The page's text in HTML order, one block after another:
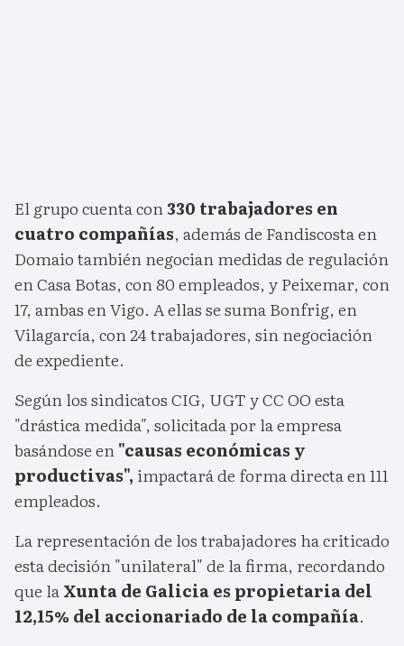
El grupo cuenta con330 trabajadores en
cuatro compañías, además de Fandiscosta en
Domaio también negocian medidas de regulación
en Casa Botas, con 80 empleados, y Peixemar, con
17, ambas en Vigo. A ellas se suma Bonfrig, en
Vilagarcía, con 24 trabajadores, sin negociación
de expediente.
Según los sindicatos CIG, UGT y CC OO esta
"drástica medida", solicitada por la empresa
basándose en"causas económicas y
productivas", impactará de forma directa en 111
empleados.
La representación de los trabajadores ha criticado
esta decisión "unilateral" de la firma, recordando
que laXunta de Galicia es propietaria del
12,15% del accionariado de la compañía.